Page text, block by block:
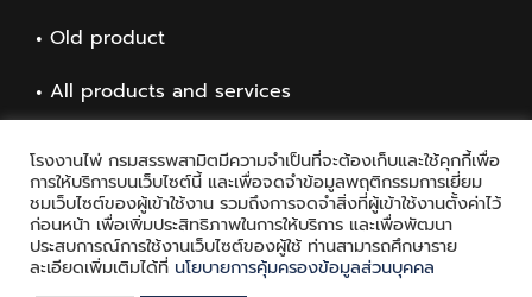
Old product
All products and services
Copyright © 2021 Playing Card Factory, all rights reserved
โรงงานไพ่ กรมสรรพสามิตมีความจำเป็นที่จะต้องเก็บและใช้คุกกี้เพื่อ
การให้บริการบนเว็บไซต์นี้ และเพื่อจดจำข้อมูลพฤติกรรมการเยี่ยม
ชมเว็บไซต์ของผู้เข้าใช้งาน รวมถึงการจดจำสิ่งที่ผู้เข้าใช้งานตั้งค่าไว้
ก่อนหน้า เพื่อเพิ่มประสิทธิภาพในการให้บริการ และเพื่อพัฒนา
ประสบการณ์การใช้งานเว็บไซต์ของผู้ใช้ ท่านสามารถศึกษาราย
ละเอียดเพิ่มเติมได้ที่ นโยบายการคุ้มครองข้อมูลส่วนบุคคล